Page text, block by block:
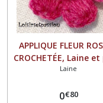
APPLIQUE FLEUR
CROCHETÉE, Laine
nacrée / FUCHSIA **
ou à coller, vendu à
Laine
0€80